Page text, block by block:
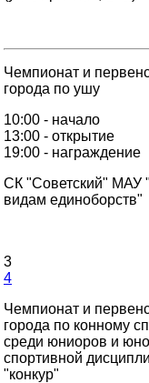
Чемпионат и
города по ушу
10:00 - начало
13:00 - открытие
19:00 - награждение
СК "Советский"
видам единоборств"
3
4
Чемпионат и
города по конному
среди юниоров и
спортивной
"конкур"